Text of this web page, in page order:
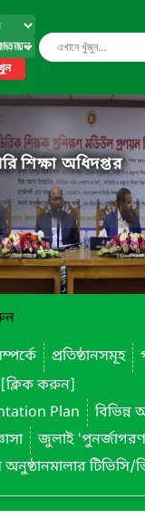
শিক্ষা অধিদপ্তর
প্রতিষ্ঠানসমূহ
[ক্লিক করুন]
Plan
জুলাই
টিভিসি/